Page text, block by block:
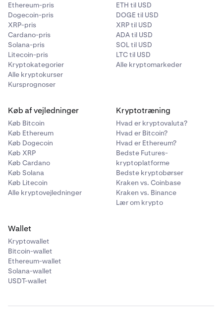
Ethereum-pris
Dogecoin-pris
XRP-pris
Cardano-pris
Solana-pris
Litecoin-pris
Kryptokategorier
Alle kryptokurser
Kursprognoser
ETH til USD
DOGE til USD
XRP til USD
ADA til USD
SOL til USD
LTC til USD
Alle kryptomarkeder
Køb af vejledninger
Køb Bitcoin
Køb Ethereum
Køb Dogecoin
Køb XRP
Køb Cardano
Køb Solana
Køb Litecoin
Alle kryptovejledninger
Kryptotræning
Hvad er kryptovaluta?
Hvad er Bitcoin?
Hvad er Ethereum?
Bedste Futures-
kryptoplatforme
Bedste kryptobørser
Kraken vs. Coinbase
Kraken vs. Binance
Lær om krypto
Wallet
Kryptowallet
Bitcoin-wallet
Ethereum-wallet
Solana-wallet
USDT-wallet